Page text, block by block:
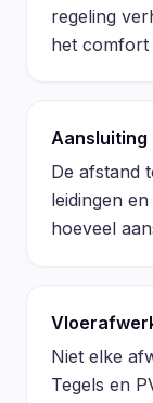
regeling
het comfort
Aansluiting
De afstand
leidingen
hoeveel
Niet elke
Tegels en